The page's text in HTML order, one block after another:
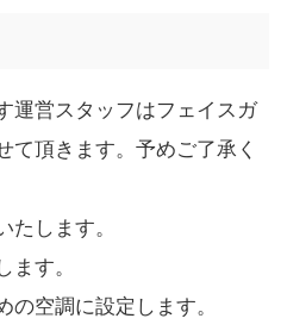
運営スタッフはフェイスガ
て頂きます。予めご了承く
たします。
ます。
の空調に設定します。